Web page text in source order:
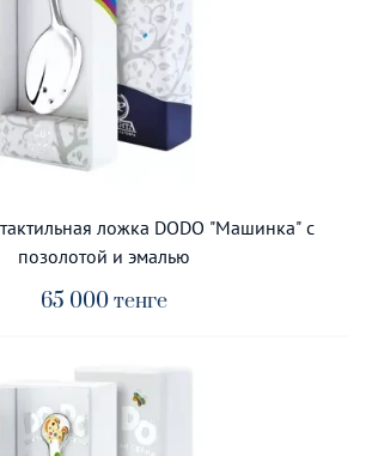
ложка DODO "Машинка" с
позолотой и эмалью
65 000 тенге